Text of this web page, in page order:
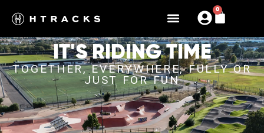
0
IT'S RIDING TIME
TOGETHER, EVERYWHERE, FULLY OR
JUST FOR FUN